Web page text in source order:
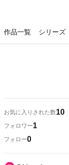
作品一覧 シリーズ
お気に入りされた数10
フォロワー1
フォロー0